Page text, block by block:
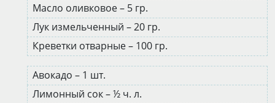
Масло оливковое – 5 гр.
Лук измельченный – 20 гр.
Креветки отварные – 100 гр.
Авокадо – 1 шт.
Лимонный сок – ½ ч. л.